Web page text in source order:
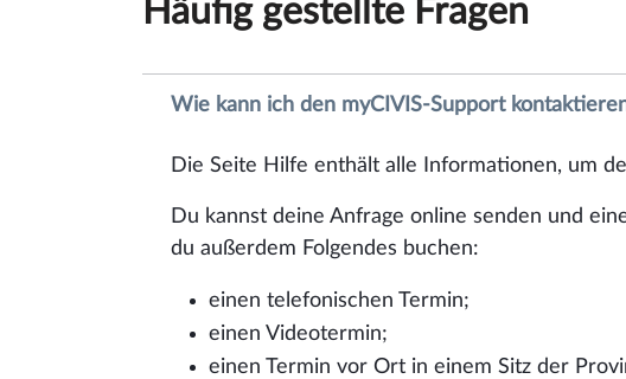
Häufig gestellte Fragen
Wie kann ich den myCIVIS-Support
Die Seite Hilfe enthält alle Informationen, um
Du kannst deine Anfrage online senden und
du außerdem Folgendes buchen:
einen telefonischen Termin;
einen Videotermin;
einen Termin vor Ort in einem Sitz der